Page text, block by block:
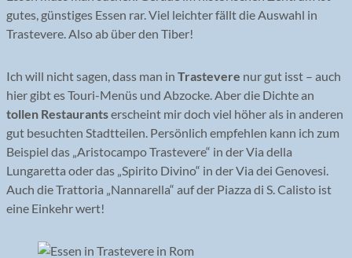
gutes, günstiges Essen rar. Viel leichter fällt die Auswahl in
Trastevere. Also ab über den Tiber!
Ich will nicht sagen, dass man in Trastevere nur gut isst – auch
hier gibt es Touri-Menüs und Abzocke. Aber die Dichte an
tollen Restaurantserscheint mir doch viel höher als in anderen
gut besuchten Stadtteilen. Persönlich empfehlen kann ich zum
Beispiel das „Aristocampo Trastevere“ in der Via della
Lungaretta oder das „Spirito Divino“ in der Via dei Genovesi.
Auch die Trattoria „Nannarella“ auf der Piazza di S. Calisto ist
eine Einkehr wert!